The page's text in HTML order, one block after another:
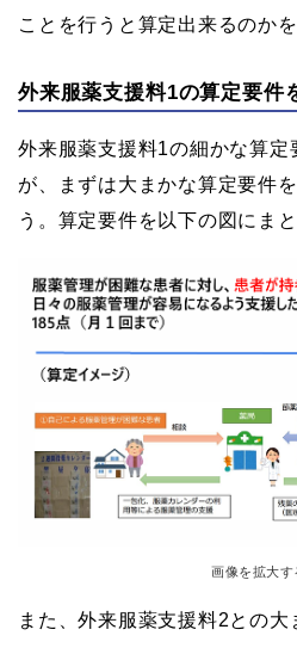
ことを行うと算定出来るのか
外来服薬支援料1の算定要件
外来服薬支援料1の細かな算定
が、まずは大まかな算定要件
う。算定要件を以下の図にまと
画像を拡大
また、外来服薬支援料2との